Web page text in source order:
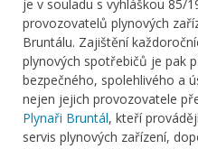
je v souladu s vyhláškou 85/
provozovatelů plynových
Bruntálu. Zajištění
plynových spotřebičů je pak
bezpečného, spolehlivého a
nejen jejich provozovatele
Plynaři Bruntál, kteří
servis plynových zařízení,